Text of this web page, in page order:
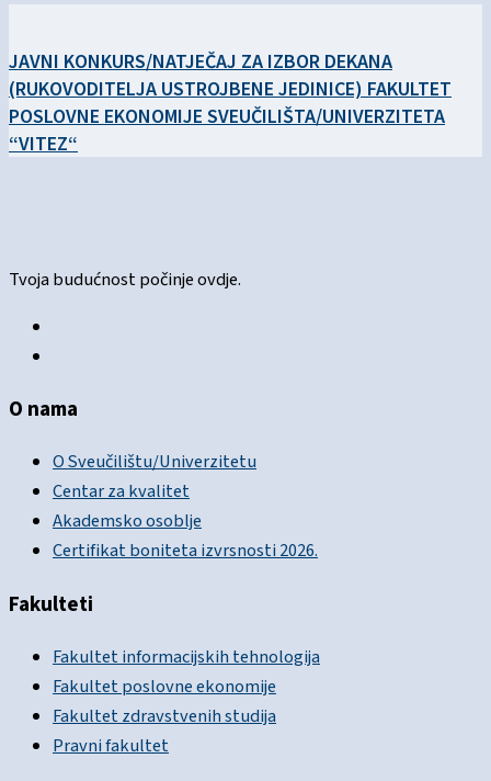
JAVNI KONKURS/NATJEČAJ ZA IZBOR DEKANA
(RUKOVODITELJA USTROJBENE JEDINICE) FAKULTET
POSLOVNE EKONOMIJE SVEUČILIŠTA/UNIVERZITETA
“VITEZ“
Tvoja budućnost počinje ovdje.
O nama
O Sveučilištu/Univerzitetu
Centar za kvalitet
Akademsko osoblje
Certifikat boniteta izvrsnosti 2026.
Fakulteti
Fakultet informacijskih tehnologija
Fakultet poslovne ekonomije
Fakultet zdravstvenih studija
Pravni fakultet